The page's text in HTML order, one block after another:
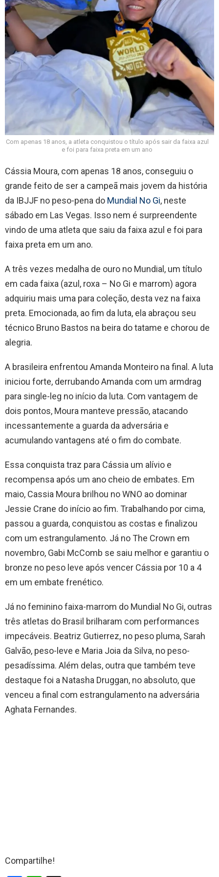
Com apenas 18 anos, a atleta conquistou o título após sair da faixa azul
e foi para faixa preta em um ano
Cássia Moura, com apenas 18 anos, conseguiu o
grande feito de ser a campeã mais jovem da história
da IBJJF no peso-pena do Mundial No Gi, neste
sábado em Las Vegas. Isso nem é surpreendente
vindo de uma atleta que saiu da faixa azul e foi para
faixa preta em um ano.
A três vezes medalha de ouro no Mundial, um título
em cada faixa (azul, roxa – No Gi e marrom) agora
adquiriu mais uma para coleção, desta vez na faixa
preta. Emocionada, ao fim da luta, ela abraçou seu
técnico Bruno Bastos na beira do tatame e chorou de
alegria.
A brasileira enfrentou Amanda Monteiro na final. A luta
iniciou forte, derrubando Amanda com um armdrag
para single-leg no início da luta. Com vantagem de
dois pontos, Moura manteve pressão, atacando
incessantemente a guarda da adversária e
acumulando vantagens até o fim do combate.
Essa conquista traz para Cássia um alívio e
recompensa após um ano cheio de embates. Em
maio, Cassia Moura brilhou no WNO ao dominar
Jessie Crane do início ao fim. Trabalhando por cima,
passou a guarda, conquistou as costas e finalizou
com um estrangulamento. Já no The Crown em
novembro, Gabi McComb se saiu melhor e garantiu o
bronze no peso leve após vencer Cássia por 10 a 4
em um embate frenético.
Já no feminino faixa-marrom do Mundial No Gi, outras
três atletas do Brasil brilharam com performances
impecáveis. Beatriz Gutierrez, no peso pluma, Sarah
Galvão, peso-leve e Maria Joia da Silva, no peso-
pesadíssima. Além delas, outra que também teve
destaque foi a Natasha Druggan, no absoluto, que
venceu a final com estrangulamento na adversária
Aghata Fernandes.
Compartilhe!